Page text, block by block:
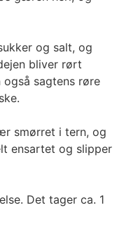
og salt, og
bliver rørt
også sagtens røre
smørret i tern, og
ensartet og slipper
Det tager ca. 1